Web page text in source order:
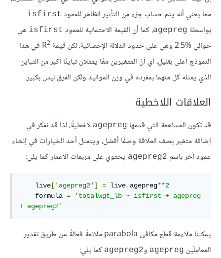
مما يعني أنه يتم حساب جزء من التأثير الظاهر للعمود isfirst
بواسطة agepreg، كما أن القيمة الاحتمالية للعمود isfirst هي
حوالي 2.5‎%‎ وهي على حدود الدلالة الإحصائية، لكن قيمة R
2
في هذا
النموذج أعلى بقليل، أي أنّ المتغيرين معًا يمثلان تباينًا أكبر من التباين
الذي يمثله كل منهما بمفرده في وزن المواليد ولكن الفرق ليس بكبير.
العلاقات اللاخطية
قد تكون المساهمة التي قدمها agepreg لاخطيةً، لذا قد نفكر في
إضافة متغير يصف العلاقة وصفًا أفضل، ويتمثل أحد الخيارات في إنشاء
عمود آخر باسم agepreg2 يحتوي على مربعات الأعمار كما يلي:
    live
[ 'agepreg2' ] = live. agepreg**2
    formula
=
'totalwgt_lb ~ isfirst + agepreg
+ agepreg2'
يمكننا ملاءمة قطع مكافئ parabola ملائمةً فعالةً عن طريق تقدير
المعامِلَين agepreg وagepreg2 كما يلي: